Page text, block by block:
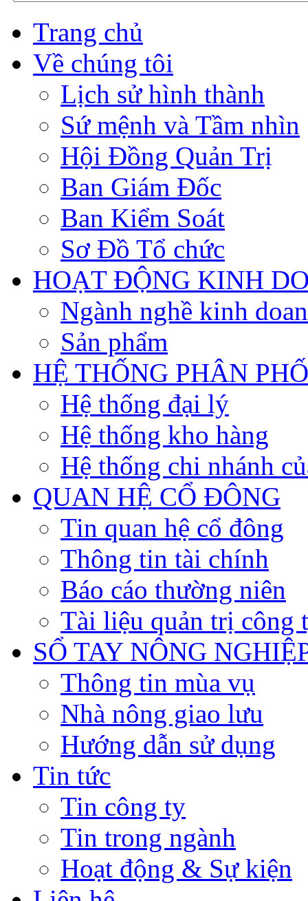
Trang chủ
Về chúng tôi
Lịch sử hình thành
Sứ mệnh và Tầm nhìn
Hội Đồng Quản Trị
Ban Giám Đốc
Ban Kiểm Soát
Sơ Đồ Tổ chức
HOẠT ĐỘNG KINH
Ngành nghề kinh
Sản phẩm
HỆ THỐNG PHÂN
Hệ thống đại lý
Hệ thống kho hàng
Hệ thống chi nhánh
QUAN HỆ CỔ ĐÔNG
Tin quan hệ cổ đông
Thông tin tài chính
Báo cáo thường niên
Tài liệu quản trị công
SỔ TAY NÔNG
Thông tin mùa vụ
Nhà nông giao lưu
Hướng dẫn sử dụng
Tin tức
Tin công ty
Tin trong ngành
Hoạt động & Sự kiện